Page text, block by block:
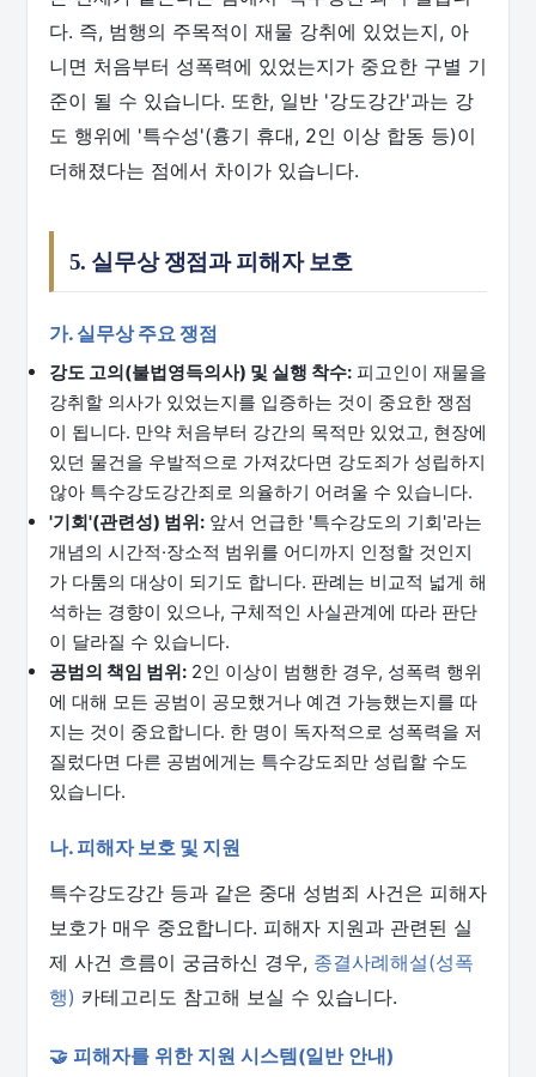
다. 즉, 범행의 주목적이 재물 강취에 있었는지, 아
니면 처음부터 성폭력에 있었는지가 중요한 구별 기
준이 될 수 있습니다. 또한, 일반 '강도강간'과는 강
도 행위에 '특수성'(흉기 휴대, 2인 이상 합동 등)이
더해졌다는 점에서 차이가 있습니다.
5. 실무상 쟁점과 피해자 보호
가. 실무상 주요 쟁점
강도 고의(불법영득의사) 및 실행 착수: 피고인이 재물을
강취할 의사가 있었는지를 입증하는 것이 중요한 쟁점
이 됩니다. 만약 처음부터 강간의 목적만 있었고, 현장에
있던 물건을 우발적으로 가져갔다면 강도죄가 성립하지
않아 특수강도강간죄로 의율하기 어려울 수 있습니다.
'기회'(관련성) 범위: 앞서 언급한 '특수강도의 기회'라는
개념의 시간적·장소적 범위를 어디까지 인정할 것인지
가 다툼의 대상이 되기도 합니다. 판례는 비교적 넓게 해
석하는 경향이 있으나, 구체적인 사실관계에 따라 판단
이 달라질 수 있습니다.
공범의 책임 범위: 2인 이상이 범행한 경우, 성폭력 행위
에 대해 모든 공범이 공모했거나 예견 가능했는지를 따
지는 것이 중요합니다. 한 명이 독자적으로 성폭력을 저
질렀다면 다른 공범에게는 특수강도죄만 성립할 수도
있습니다.
나. 피해자 보호 및 지원
특수강도강간 등과 같은 중대 성범죄 사건은 피해자
보호가 매우 중요합니다. 피해자 지원과 관련된 실
제 사건 흐름이 궁금하신 경우, 종결사례해설(성폭
행) 카테고리도 참고해 보실 수 있습니다.
🤝 피해자를 위한 지원 시스템(일반 안내)